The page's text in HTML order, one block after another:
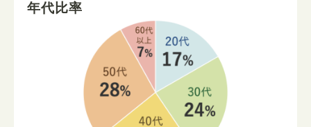
年代比率